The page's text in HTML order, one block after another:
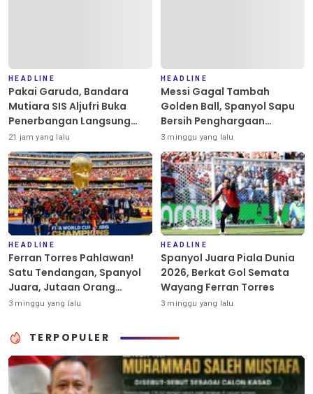
HEADLINE
Pakai Garuda, Bandara
Mutiara SIS Aljufri Buka
Penerbangan Langsung
Palu-Guangzhou
21 jam yang lalu
HEADLINE
Messi Gagal Tambah
Golden Ball, Spanyol Sapu
Bersih Penghargaan
Individu Piala Dunia 2026
3 minggu yang lalu
HEADLINE
Ferran Torres Pahlawan!
Satu Tendangan, Spanyol
Juara, Jutaan Orang
Berpesta
3 minggu yang lalu
HEADLINE
Spanyol Juara Piala Dunia
2026, Berkat Gol Semata
Wayang Ferran Torres
3 minggu yang lalu
TERPOPULER